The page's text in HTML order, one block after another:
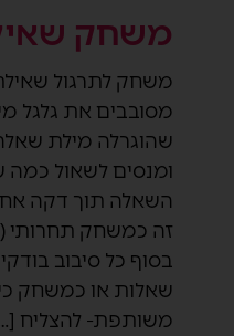
משחק
משחק לתרגול
מסובבים את גלגל
שהוגרלה מילת
ומנסים לשאול
השאלה תוך דקה
זה כמשחק תחרותי
בסוף כל סיבוב
שאלות או כמשחק
משותפת- להצליח